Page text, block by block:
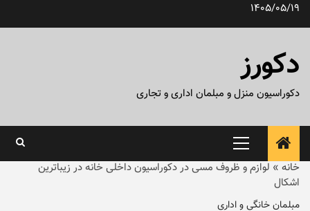
پرش1405/05/19
دکورز
دکوراسیون منزل و مبلمان اداری و تجاری
منوی
اصلی
خانه » لوازم و ظروف مسی در دکوراسیون داخلی خانه در زیباترین
اشکال
مبلمان خانگی و اداری